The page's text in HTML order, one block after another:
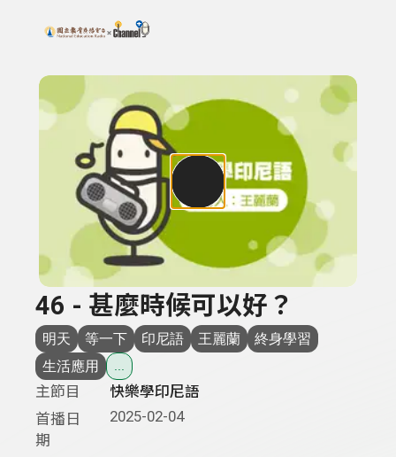
上方功能區塊
搜尋關鍵字：可輸入節目名稱、主持人或關鍵字
46 - 甚麼時候可以好？
明天 等一下 印尼語 王麗蘭
終身學習
生活應用
主節目
快樂學印尼語
首播日
期
2025-02-04